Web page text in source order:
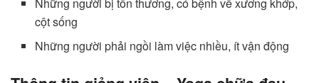
cột sống
Những người phải ngồi làm việc nhiều, ít vận động